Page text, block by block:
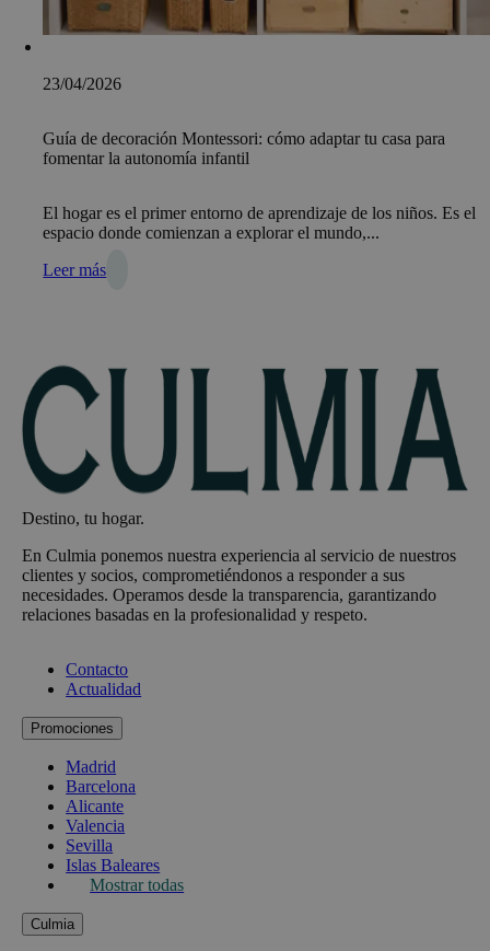
23/04/2026
Guía de decoración Montessori: cómo adaptar tu casa para
fomentar la autonomía infantil
El hogar es el primer entorno de aprendizaje de los niños. Es el
espacio donde comienzan a explorar el mundo,...
Leer más
Destino, tu hogar.
En Culmia ponemos nuestra experiencia al servicio de nuestros
clientes y socios, comprometiéndonos a responder a sus
necesidades. Operamos desde la transparencia, garantizando
relaciones basadas en la profesionalidad y respeto.
Contacto
Actualidad
Promociones
Madrid
Barcelona
Alicante
Valencia
Sevilla
Islas Baleares
Mostrar todas
Culmia